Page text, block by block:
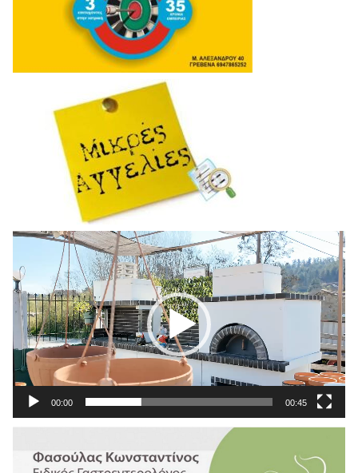
Πρόγραμμα
Αναπαραγωγής
Βίντεο
00:00 00:45